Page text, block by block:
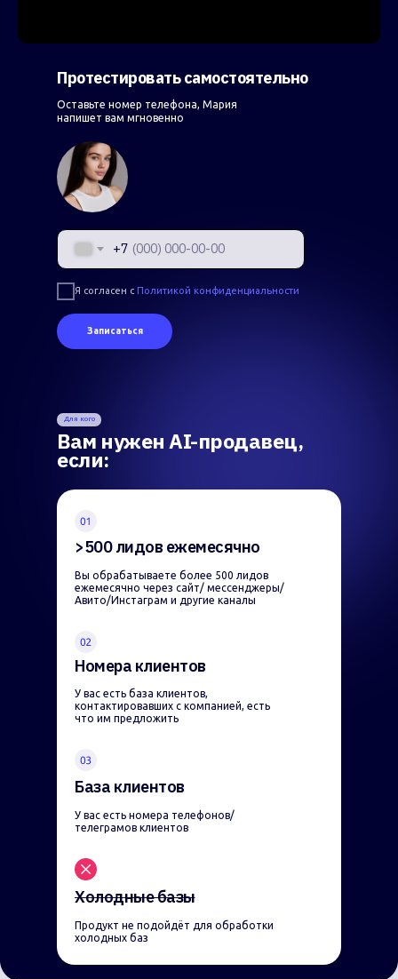
Протестировать самостоятельно
Оставьте номер телефона, Мария
напишет вам мгновенно
+7
Я согласен с Политикой конфиденциальности
Записаться
Для кого
Вам нужен AI-продавец,
если:
>500 лидов ежемесячно
Вы обрабатываете более 500 лидов
ежемесячно через сайт/ мессенджеры/
Авито/Инстаграм и другие каналы
База клиентов
У вас есть база клиентов,
контактировавших с компанией, есть
что им предложить
Номера клиентов
У вас есть номера телефонов/
телеграмов клиентов
Холодные базы
Продукт не подойдёт для обработки
холодных баз